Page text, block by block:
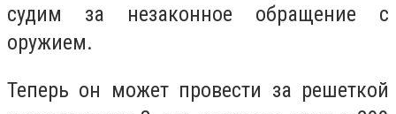
судим за незаконное обращение с
оружием.
Теперь он может провести за решеткой